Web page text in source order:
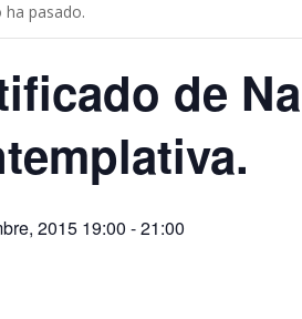
ha pasado.
de
2015 19:00 -21:00